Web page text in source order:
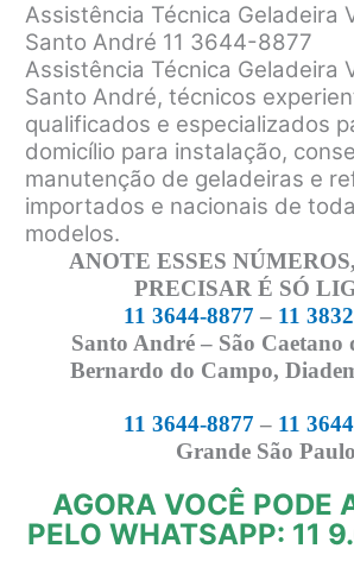
Assistência Técnica Geladeira
Santo André 11 3644-8877
Assistência Técnica Geladeira
Santo André, técnicos
qualificados e especializados
domicílio para instalação,
manutenção de geladeiras e
importados e nacionais de
modelos.
ANOTE ESSES
PRECISAR É SÓ
11 3644-8877 – 11
Santo André – São Caetano
Bernardo do Campo,
11 3644-8877 – 11
Grande São Paulo
AGORA VOCÊ PODE
PELO WHATSAPP: 11